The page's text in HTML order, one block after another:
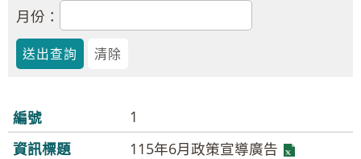
月份：
1
115年6月政策宣導廣告